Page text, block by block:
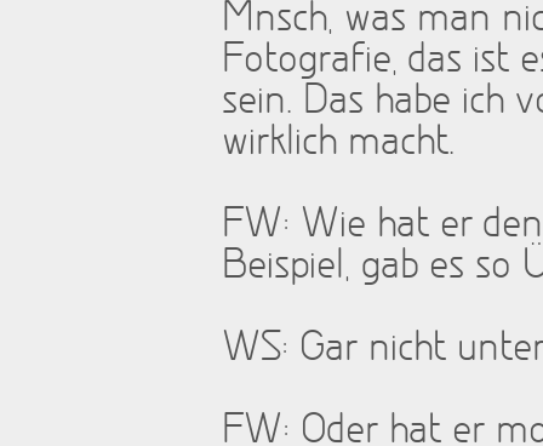
Mnsch, was man
Fotografie, das ist
sein. Das habe ich
wirklich macht.
FW: Wie hat er
Beispiel, gab es so
WS: Gar nicht
FW: Oder hat er